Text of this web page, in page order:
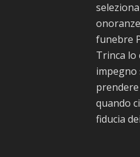
funebre
Trinca lo
impegno
quando
fiducia